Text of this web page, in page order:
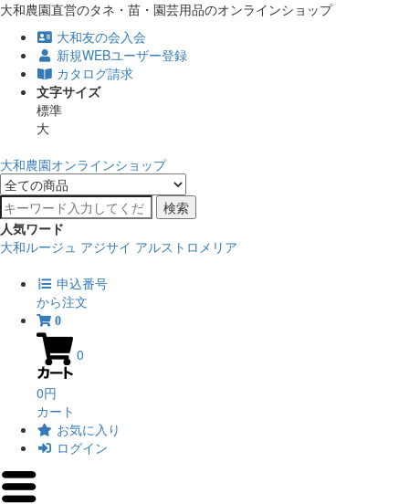
大和農園直営のタネ・苗・園芸用品のオンラインショップ
大和友の会入会
新規WEBユーザー登録
カタログ請求
文字サイズ
標準
大
大和農園オンラインショップ
検索
人気ワード
大和ルージュ アジサイ アルストロメリア
申込番号
から注文
0
0
0円
カート
お気に入り
ログイン